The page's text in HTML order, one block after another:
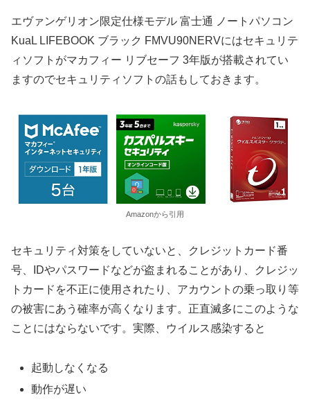
エヴァンゲリオン限定仕様モデル 富士通 ノートパソコン
KuaL LIFEBOOK ブラック FMVU90NERVにはセキュリテ
ィソフトがマカフィー リブセーフ 3年版が搭載されてい
ますのでセキュリティソフトの話もしておきます。
Amazonから引用
セキュリティ対策をしていないと、クレジットカード番
号、IDやパスワードなどが盗まれることがあり、クレジッ
トカードを不正に使用されたり、アカウントの乗っ取り等
の被害にあう確率が高くなります。正直滅多にこのような
ことにはならないです。実際、ウイルス感染すると
起動しなくなる
動作が遅い